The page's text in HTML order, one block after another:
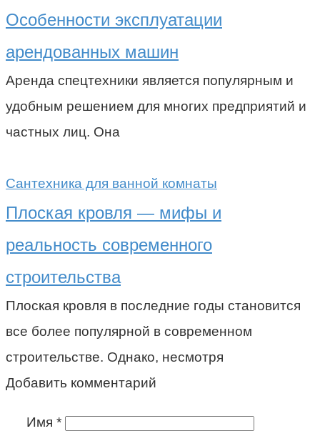
Особенности эксплуатации
арендованных машин
Аренда спецтехники является популярным и
удобным решением для многих предприятий и
частных лиц. Она
Сантехника для ванной комнаты
Плоская кровля — мифы и
реальность современного
строительства
Плоская кровля в последние годы становится
все более популярной в современном
строительстве. Однако, несмотря
Добавить комментарий
Имя *